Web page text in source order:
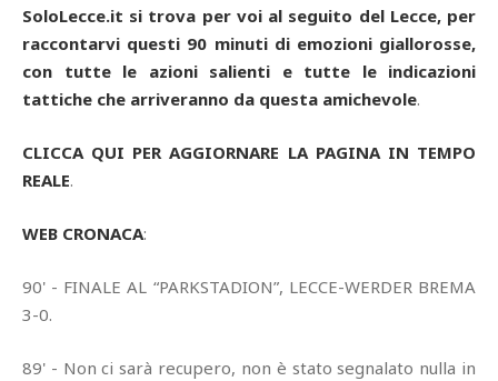
SoloLecce.it si trova per voi al seguito del Lecce, per
raccontarvi questi 90 minuti di emozioni giallorosse,
con tutte le azioni salienti e tutte le indicazioni
tattiche che arriveranno da questa amichevole.
CLICCA QUI PER AGGIORNARE LA PAGINA IN TEMPO
REALE.
WEB CRONACA:
90' - FINALE AL “PARKSTADION”, LECCE-WERDER BREMA
3-0.
89' - Non ci sarà recupero, non è stato segnalato nulla in